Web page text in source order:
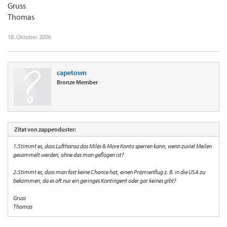
Gruss
Thomas
18. Oktober 2006
capetown
Bronze Member
Zitat von zappenduster:
1.Stimmt es, dass Lufthansa das Miles & More Konto sperren kann, wenn zuviel Meilen
gesammelt werden, ohne das man geflogen ist?
2.Stimmt es, dass man fast keine Chance hat, einen Prämienflug z. B. in die USA zu
bekommen, da es oft nur ein geringes Kontingent oder gar keines gibt?
Gruss
Thomas